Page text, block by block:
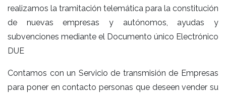
realizamos la tramitación telemática para la constitución
de nuevas empresas y autónomos, ayudas y
subvenciones mediante el Documento único Electrónico
DUE
Contamos con un Servicio de transmisión de Empresas
para poner en contacto personas que deseen vender su